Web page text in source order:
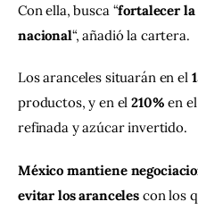
Con ella, busca “fortalecer la
nacional“, añadió la cartera.
Los aranceles situarán en el
productos, y en el 210% en
refinada y azúcar invertido.
México mantiene
evitar los aranceles con los